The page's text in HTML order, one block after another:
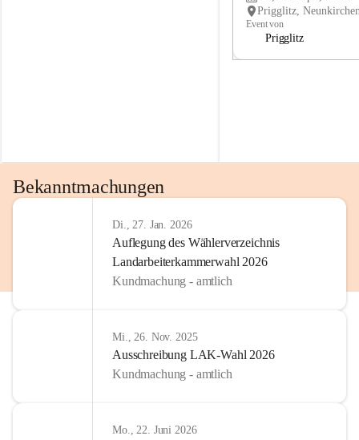
Event von
Prigglitz
Bekanntmachungen
Di., 27. Jan. 2026
Auflegung des Wählerverzeichnis
Landarbeiterkammerwahl 2026
Kundmachung - amtlich
Mi., 26. Nov. 2025
Ausschreibung LAK-Wahl 2026
Kundmachung - amtlich
Mo., 22. Juni 2026